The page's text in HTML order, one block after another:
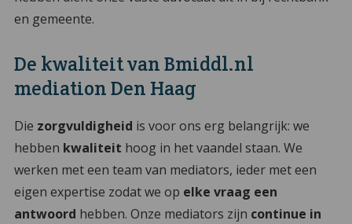
en gemeente.
De kwaliteit van Bmiddl.nl
mediation Den Haag
Die zorgvuldigheid is voor ons erg belangrijk: we
hebben kwaliteit hoog in het vaandel staan. We
werken met een team van mediators, ieder met een
eigen expertise zodat we op elke vraag een
antwoord hebben. Onze mediators zijn continue in